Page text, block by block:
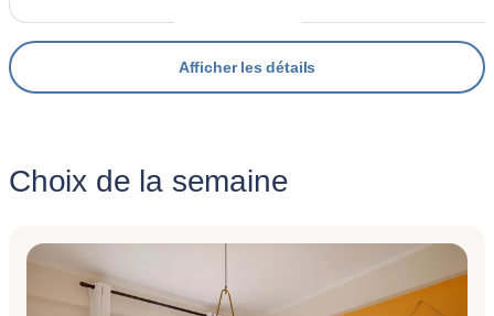
Afficher les détails
Choix de la semaine